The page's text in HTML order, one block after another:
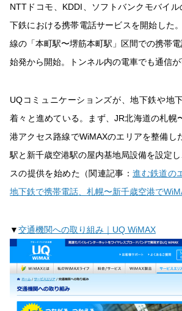
NTTドコモ、KDDI、ソフトバンクモバイ
下鉄における携帯電話サービスを開始した
線の「本町駅〜堺筋本町駅」区間での携帯
始発から開始。トンネル内の電車でも通信が
UQコミュニケーションズが、地下鉄や地
着々と進めている。まず、JR北海道の札幌
港アクセス路線でWiMAXのエリアを整備し
駅と新千歳空港駅の屋内基地局設備を設定
スの提供を始めた（関連記事：進む鉄道の
地下鉄で携帯電話、札幌〜新千歳空港で
▼交通機関への取り組み｜UQ WiMAX